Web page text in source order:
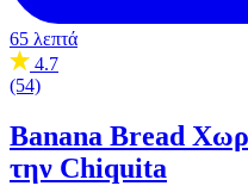
65 λεπτά
4.7
(54)
Banana Bread
την Chiquita